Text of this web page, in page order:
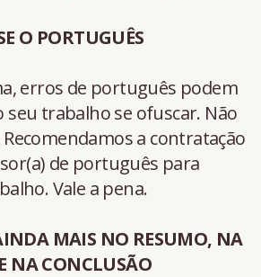
O PORTUGUÊS
erros de português podem
trabalho se ofuscar. Não
a contratação
de português para
Vale a pena.
MAIS NO RESUMO, NA
NA CONCLUSÃO